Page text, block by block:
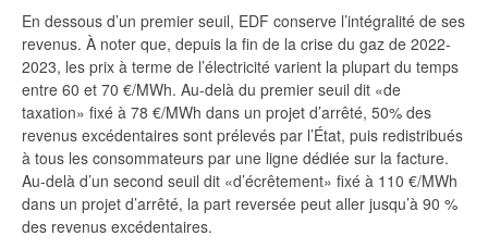
En dessous d’un premier seuil, EDF conserve l’intégralité de ses
revenus. À noter que, depuis la fin de la crise du gaz de 2022-
2023, les prix à terme de l’électricité varient la plupart du temps
entre 60 et 70 €/MWh. Au-delà du premier seuil dit «de
taxation» fixé à 78 €/MWh dans un projet d’arrêté, 50% des
revenus excédentaires sont prélevés par l’État, puis redistribués
à tous les consommateurs par une ligne dédiée sur la facture.
Au-delà d’un second seuil dit «d’écrêtement» fixé à 110 €/MWh
dans un projet d’arrêté, la part reversée peut aller jusqu’à 90 %
des revenus excédentaires.